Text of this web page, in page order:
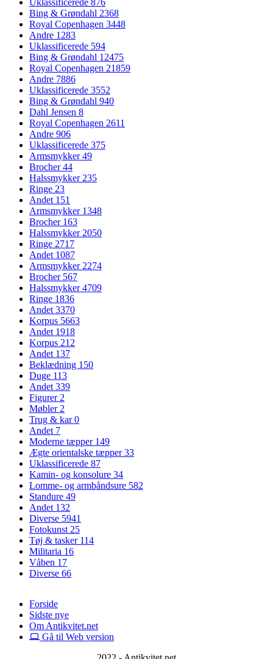
Uklassificerede 876
Bing & Grøndahl 2368
Royal Copenhagen 3448
Andre 1283
Uklassificerede 594
Bing & Grøndahl 12475
Royal Copenhagen 21859
Andre 7886
Uklassificerede 3552
Bing & Grøndahl 940
Dahl Jensen 8
Royal Copenhagen 2611
Andre 906
Uklassificerede 375
Armsmykker49
Brocher44
Halssmykker235
Ringe 23
Andet 151
Armsmykker 1348
Brocher 163
Halssmykker2050
Ringe 2717
Andet 1087
Armsmykker2274
Brocher 567
Halssmykker4709
Ringe 1836
Andet3370
Korpus 5663
Andet 1918
Korpus 212
Andet 137
Beklædning 150
Duge 113
Andet339
Figurer2
Møbler2
Trug & kar0
Andet 7
Moderne tæpper 149
Ægte orientalske tæpper33
Uklassificerede 87
Kamin- og konsolure 34
Lomme- og armbåndsure 582
Standure 49
Andet 132
Diverse 5941
Fotokunst25
Tøj & tasker 114
Militaria 16
Våben 17
Diverse 66
Forside
Sidste nye
Om Antikvitet.net
Gå til Web version